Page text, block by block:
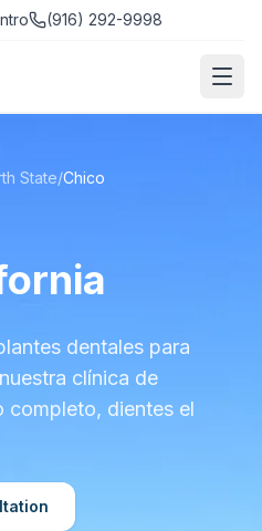
(916) 292-9998
State/Chico
dentales para
clínica de
completo, dientes el